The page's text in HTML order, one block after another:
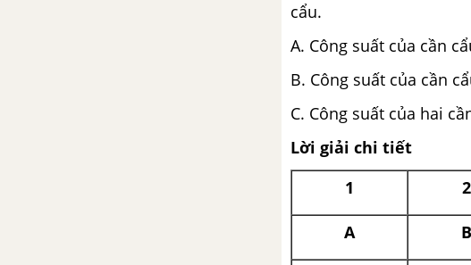
cẩu.
A. Công suất của cần
B. Công suất của cần
C. Công suất của hai
Lời giải chi tiết
1
2
A B